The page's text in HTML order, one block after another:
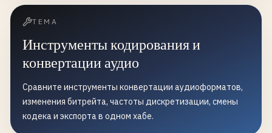
ТЕМА
Инструменты кодирования и
конвертации аудио
Сравните инструменты конвертации аудиоформатов,
изменения битрейта, частоты дискретизации, смены
кодека и экспорта в одном хабе.